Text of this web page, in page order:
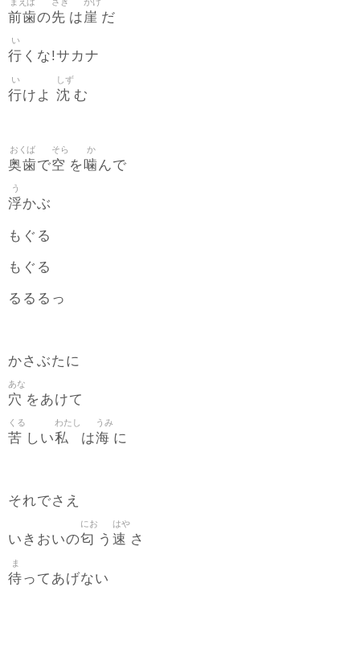
前歯の先 は崖 だ
行
い
くな!サカナ
行
い
けよ 沈
しず
む
奥歯
おくば
で空
そら
を噛
か
んで
浮
う
かぶ
もぐる
もぐる
るるるっ
かさぶたに
穴
あな
をあけて
苦
くる
しい私
わたし
は海
うみ
に
それでさえ
いきおいの匂
にお
う 速
はや
さ
待
ま
ってあげない